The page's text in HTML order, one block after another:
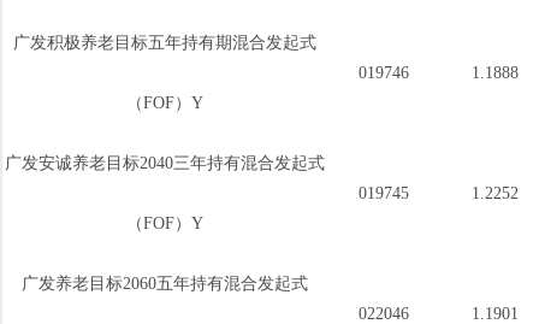
广发积极养老目标五年持有期混合发起式
（FOF）Y
019746 1.1888
广发安诚养老目标2040三年持有混合发起式
（FOF）Y
019745 1.2252
广发养老目标2060五年持有混合发起式
022046 1.1901